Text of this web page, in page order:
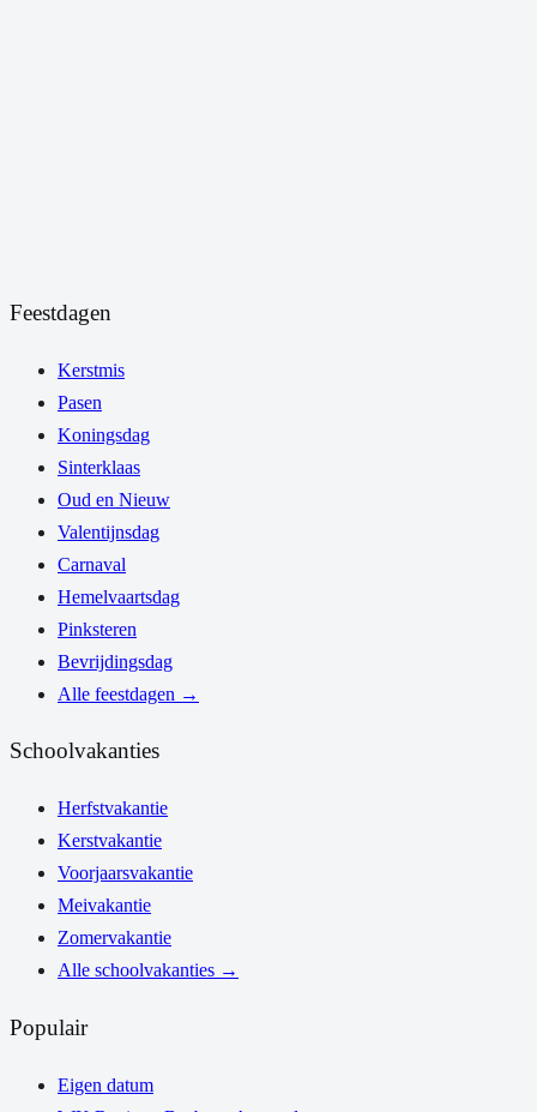
Feestdagen
Kerstmis
Pasen
Koningsdag
Sinterklaas
Oud en Nieuw
Valentijnsdag
Carnaval
Hemelvaartsdag
Pinksteren
Bevrijdingsdag
Alle feestdagen →
Schoolvakanties
Herfstvakantie
Kerstvakantie
Voorjaarsvakantie
Meivakantie
Zomervakantie
Alle schoolvakanties →
Populair
Eigen datum